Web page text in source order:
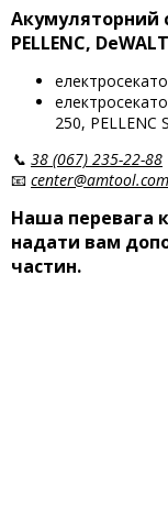
Акумуляторний
PELLENC,
250, PELLENC
📞 38 (067) 235-22-88
📧
Наша перевага
надати вам
частин.